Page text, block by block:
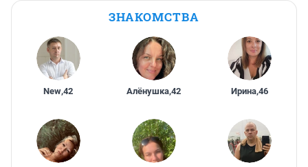
ЗНАКОМСТВА
New,42 Алёнушка,42 Ирина,46